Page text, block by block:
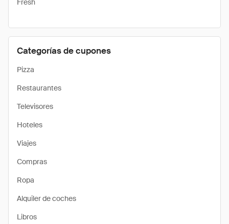
Fresh
Categorías de cupones
Pizza
Restaurantes
Televisores
Hoteles
Viajes
Compras
Ropa
Alquiler de coches
Libros